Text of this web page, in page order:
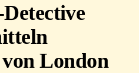
London